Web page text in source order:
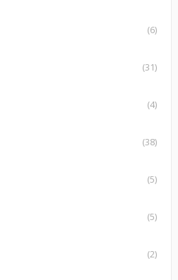
(6)
(31)
(4)
(38)
(5)
(5)
(2)